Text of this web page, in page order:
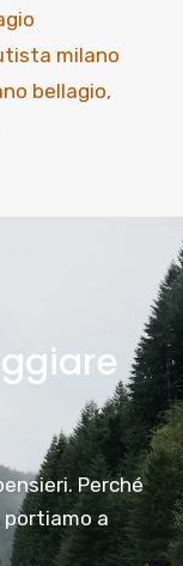
milano
bellagio,
Perché
portiamo a